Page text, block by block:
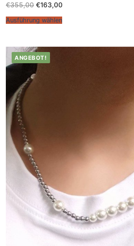
€355,00 €163,00
Ausführung wählen
ANGEBOT!